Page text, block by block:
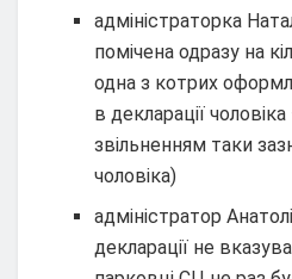
адміністраторка
помічена одразу на
одна з котрих
в декларації
звільненням таки
чоловіка)
адміністратор
декларації не